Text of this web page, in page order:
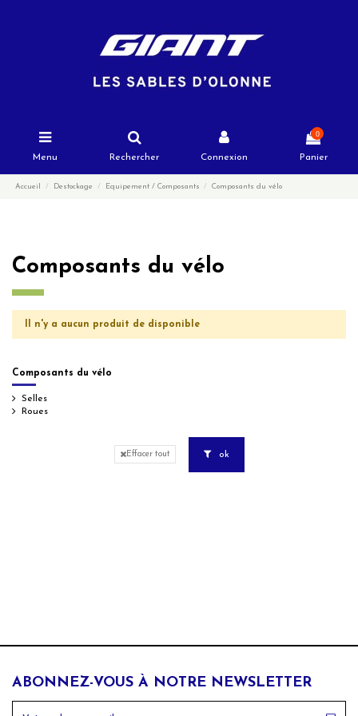
Menu Rechercher Connexion
0
Panier
Accueil Destockage Equipement / Composants Composants du vélo
Composants du vélo
Il n'y a aucun produit de disponible
Composants du vélo
Selles
Roues
Effacer tout ok
ABONNEZ-VOUS À NOTRE NEWSLETTER